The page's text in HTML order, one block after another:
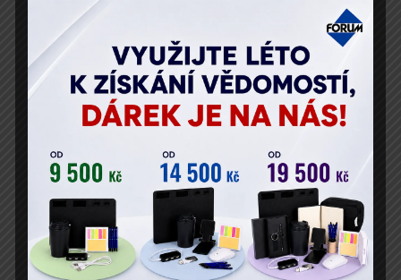
E-mail
Vaše osobní údaje zpracováváme v souladu s GDPR.